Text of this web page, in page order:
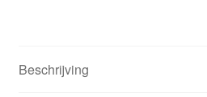
Beschrijving